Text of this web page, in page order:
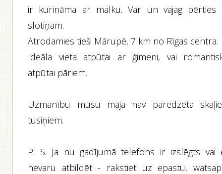
ir kurināma ar malku. Var un vajag pērties
slotiņām.
Atrodamies tieši Mārupē, 7 km no Rīgas centra.
Ideāla vieta atpūtai ar ģimeni, vai
atpūtai pāriem.
Uzmanību mūsu māja nav paredzēta
tusiņiem.
P. S. Ja nu gadījumā telefons ir izslēgts vai
nevaru atbildēt - rakstiet uz epastu,